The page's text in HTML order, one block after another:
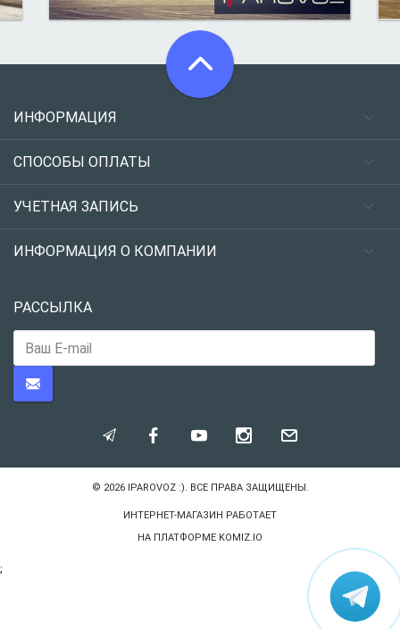
ИНФОРМАЦИЯ
СПОСОБЫ ОПЛАТЫ
УЧЕТНАЯ ЗАПИСЬ
ИНФОРМАЦИЯ О КОМПАНИИ
РАССЫЛКА
© 2026 IPAROVOZ :). ВСЕ ПРАВА ЗАЩИЩЕНЫ.
ИНТЕРНЕТ-МАГАЗИН РАБОТАЕТ
НА ПЛАТФОРМЕ KOMIZ.IO
;